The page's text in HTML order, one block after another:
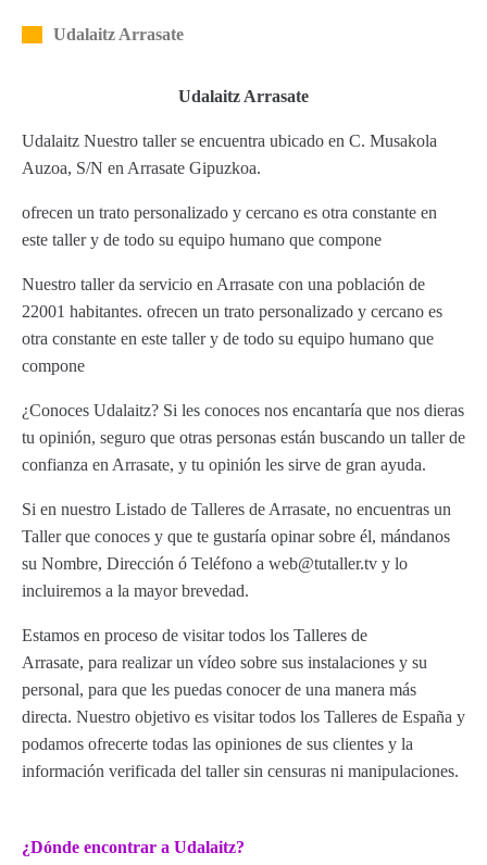
Udalaitz Arrasate
Udalaitz Arrasate
Udalaitz Nuestro taller se encuentra ubicado en C. Musakola
Auzoa, S/N en Arrasate Gipuzkoa.
ofrecen un trato personalizado y cercano es otra constante en
este taller y de todo su equipo humano que compone
Nuestro taller da servicio en Arrasate con una población de
22001 habitantes. ofrecen un trato personalizado y cercano es
otra constante en este taller y de todo su equipo humano que
compone
¿Conoces Udalaitz? Si les conoces nos encantaría que nos dieras
tu opinión, seguro que otras personas están buscando un taller de
confianza en Arrasate, y tu opinión les sirve de gran ayuda.
Si en nuestro Listado de Talleres de Arrasate, no encuentras un
Taller que conoces y que te gustaría opinar sobre él, mándanos
su Nombre, Dirección ó Teléfono a web@tutaller.tv y lo
incluiremos a la mayor brevedad.
Estamos en proceso de visitar todos los Talleres de
Arrasate, para realizar un vídeo sobre sus instalaciones y su
personal, para que les puedas conocer de una manera más
directa. Nuestro objetivo es visitar todos los Talleres de España y
podamos ofrecerte todas las opiniones de sus clientes y la
información verificada del taller sin censuras ni manipulaciones.
¿Dónde encontrar a Udalaitz?